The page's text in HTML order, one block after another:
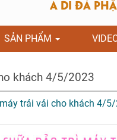
A DI ĐÀ
SẢN PHẨM
khách 4/5/2023
trải vải cho khách 4/